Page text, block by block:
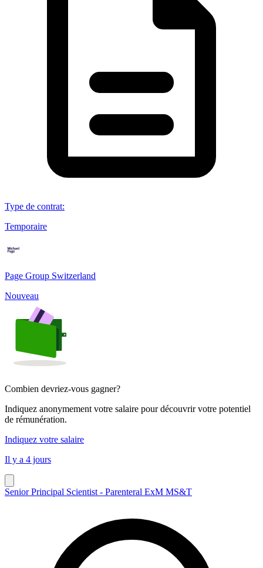
Type de contrat:
Temporaire
Page Group Switzerland
Nouveau
Combien devriez-vous gagner?
Indiquez anonymement votre salaire pour découvrir votre potentiel
de rémunération.
Indiquez votre salaire
Il y a 4 jours
Senior Principal Scientist - Parenteral ExM MS&T